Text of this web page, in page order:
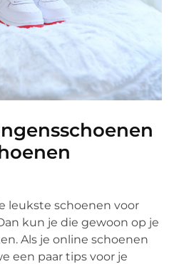
leukste schoenen voor
kun je die gewoon op je
Als je online schoenen
een paar tips voor je